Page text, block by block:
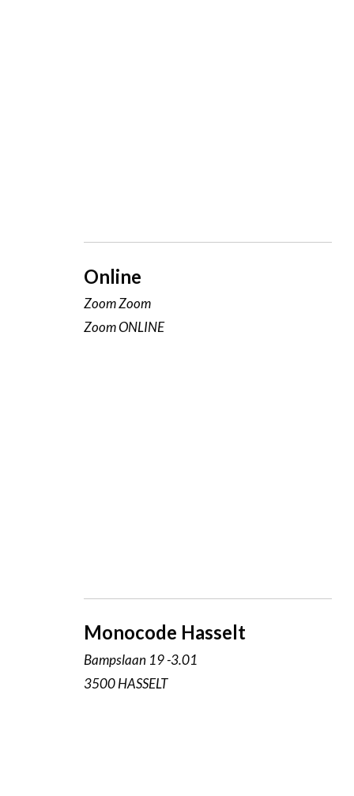
Online
Zoom Zoom
Zoom ONLINE
Monocode Hasselt
Bampslaan 19 -3.01
3500 HASSELT